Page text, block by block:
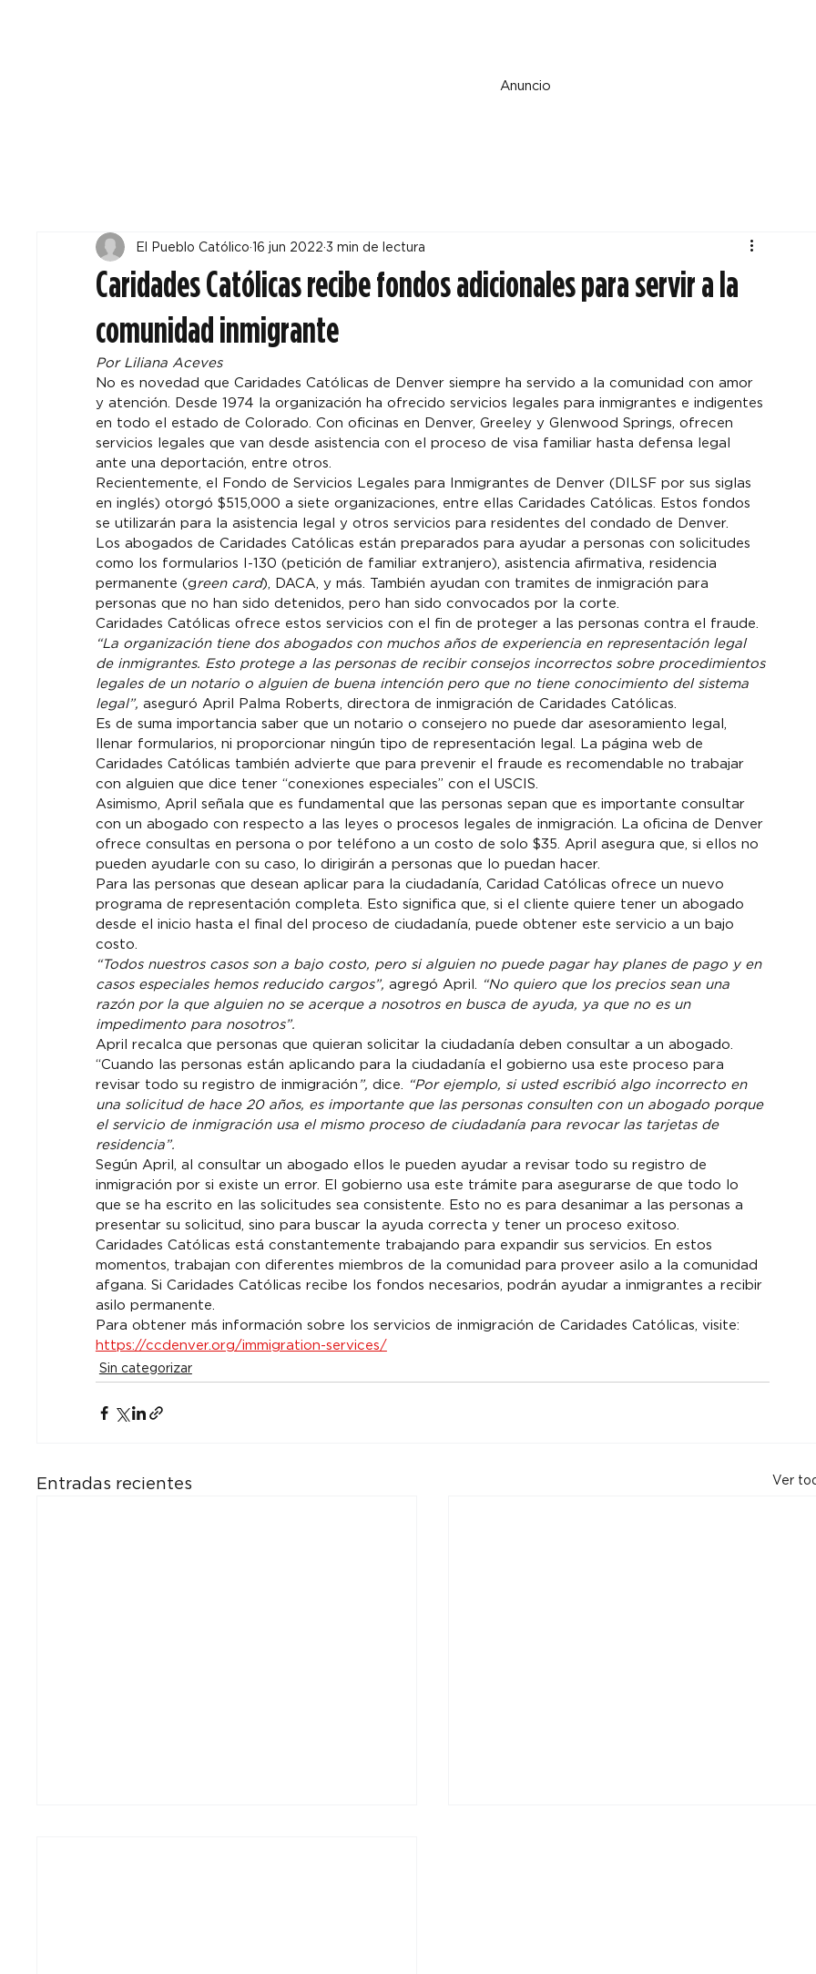
Anuncio
Caridades Católicas recibe fondos adicionales para servir a la
comunidad inmigrante
El Pueblo Católico 16 jun 2022 3 min de lectura
Por Liliana Aceves
No es novedad que Caridades Católicas de Denver siempre ha servido a la comunidad con amor
y atención. Desde 1974 la organización ha ofrecido servicios legales para inmigrantes e indigentes
en todo el estado de Colorado. Con oficinas en Denver, Greeley y Glenwood Springs, ofrecen
servicios legales que van desde asistencia con el proceso de visa familiar hasta defensa legal
ante una deportación, entre otros.
Recientemente, el Fondo de Servicios Legales para Inmigrantes de Denver (DILSF por sus siglas
en inglés) otorgó $515,000 a siete organizaciones, entre ellas Caridades Católicas. Estos fondos
se utilizarán para la asistencia legal y otros servicios para residentes del condado de Denver.
Los abogados de Caridades Católicas están preparados para ayudar a personas con solicitudes
como los formularios I-130 (petición de familiar extranjero), asistencia afirmativa, residencia
permanente (green card), DACA, y más. También ayudan con tramites de inmigración para
personas que no han sido detenidos, pero han sido convocados por la corte.
Caridades Católicas ofrece estos servicios con el fin de proteger a las personas contra el fraude.
“La organización tiene dos abogados con muchos años de experiencia en representación legal
de inmigrantes. Esto protege a las personas de recibir consejos incorrectos sobre procedimientos
legales de un notario o alguien de buena intención pero que no tiene conocimiento del sistema
legal”, aseguró April Palma Roberts, directora de inmigración de Caridades Católicas.
Es de suma importancia saber que un notario o consejero no puede dar asesoramiento legal,
llenar formularios, ni proporcionar ningún tipo de representación legal. La página web de
Caridades Católicas también advierte que para prevenir el fraude es recomendable no trabajar
con alguien que dice tener “conexiones especiales” con el USCIS.
Asimismo, April señala que es fundamental que las personas sepan que es importante consultar
con un abogado con respecto a las leyes o procesos legales de inmigración. La oficina de Denver
ofrece consultas en persona o por teléfono a un costo de solo $35. April asegura que, si ellos no
pueden ayudarle con su caso, lo dirigirán a personas que lo puedan hacer.
Para las personas que desean aplicar para la ciudadanía, Caridad Católicas ofrece un nuevo
programa de representación completa. Esto significa que, si el cliente quiere tener un abogado
desde el inicio hasta el final del proceso de ciudadanía, puede obtener este servicio a un bajo
costo.
“Todos nuestros casos son a bajo costo, pero si alguien no puede pagar hay planes de pago y en
casos especiales hemos reducido cargos”, agregó April. “No quiero que los precios sean una
razón por la que alguien no se acerque a nosotros en busca de ayuda, ya que no es un
impedimento para nosotros”.
April recalca que personas que quieran solicitar la ciudadanía deben consultar a un abogado.
“Cuando las personas están aplicando para la ciudadanía el gobierno usa este proceso para
revisar todo su registro de inmigración”, dice. “Por ejemplo, si usted escribió algo incorrecto en
una solicitud de hace 20 años, es importante que las personas consulten con un abogado porque
el servicio de inmigración usa el mismo proceso de ciudadanía para revocar las tarjetas de
residencia”.
Según April, al consultar un abogado ellos le pueden ayudar a revisar todo su registro de
inmigración por si existe un error. El gobierno usa este trámite para asegurarse de que todo lo
que se ha escrito en las solicitudes sea consistente. Esto no es para desanimar a las personas a
presentar su solicitud, sino para buscar la ayuda correcta y tener un proceso exitoso.
Caridades Católicas está constantemente trabajando para expandir sus servicios. En estos
momentos, trabajan con diferentes miembros de la comunidad para proveer asilo a la comunidad
afgana. Si Caridades Católicas recibe los fondos necesarios, podrán ayudar a inmigrantes a recibir
asilo permanente.
Para obtener más información sobre los servicios de inmigración de Caridades Católicas, visite:
https://ccdenver.org/immigration-services/
Sin categorizar
Entradas recientes Ver